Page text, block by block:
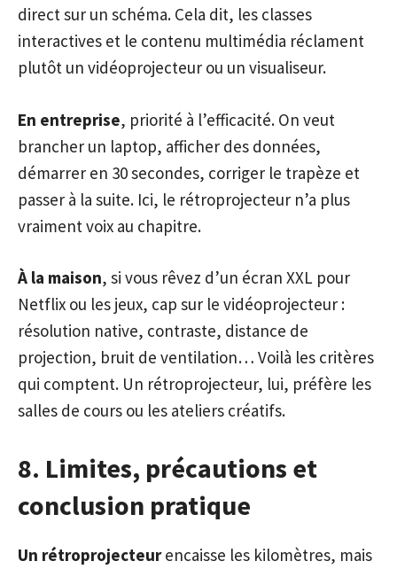
direct sur un schéma. Cela dit, les classes
interactives et le contenu multimédia réclament
plutôt un vidéoprojecteur ou un visualiseur.
En entreprise, priorité à l’efficacité. On veut
brancher un laptop, afficher des données,
démarrer en 30 secondes, corriger le trapèze et
passer à la suite. Ici, le rétroprojecteur n’a plus
vraiment voix au chapitre.
À la maison, si vous rêvez d’un écran XXL pour
Netflix ou les jeux, cap sur le vidéoprojecteur :
résolution native, contraste, distance de
projection, bruit de ventilation… Voilà les critères
qui comptent. Un rétroprojecteur, lui, préfère les
salles de cours ou les ateliers créatifs.
8. Limites, précautions et
conclusion pratique
Un rétroprojecteurencaisse les kilomètres, mais